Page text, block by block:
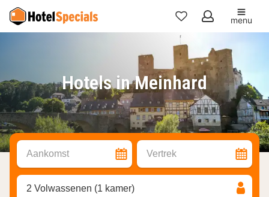
Mijn
favorieten
menu
Hotels in Meinhard
Aankomst Vertrek
2 Volwassenen (1 kamer)